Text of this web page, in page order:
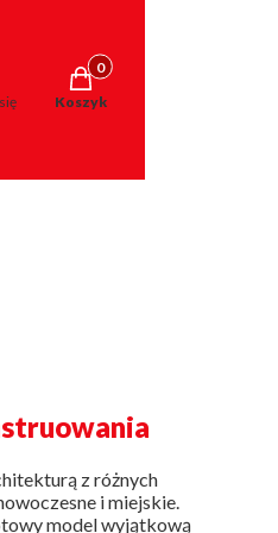
Produkty w koszyku: 0.
Koszyk
z różnych
i miejskie.
model wyjątkową